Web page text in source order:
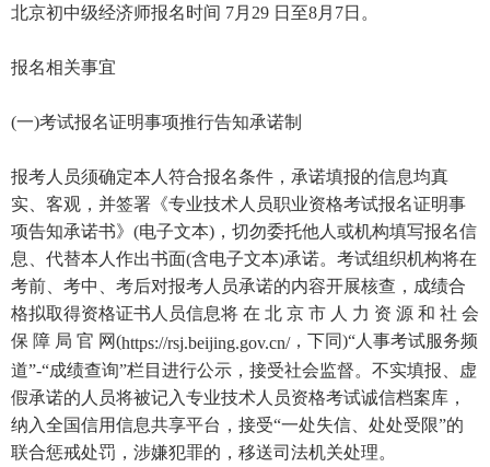
北京初中级经济师报名时间 7月29 日至8月7日。
报名相关事宜
(一)考试报名证明事项推行告知承诺制
报考人员须确定本人符合报名条件，承诺填报的信息均真
实、客观，并签署《专业技术人员职业资格考试报名证明事
项告知承诺书》(电子文本)，切勿委托他人或机构填写报名信
息、代替本人作出书面(含电子文本)承诺。考试组织机构将在
考前、考中、考后对报考人员承诺的内容开展核查，成绩合
格拟取得资格证书人员信息将 在 北 京 市 人 力 资 源 和 社 会
保 障 局 官 网(https://rsj.beijing.gov.cn/，下同)“人事考试服务频
道”-“成绩查询”栏目进行公示，接受社会监督。不实填报、虚
假承诺的人员将被记入专业技术人员资格考试诚信档案库，
纳入全国信用信息共享平台，接受“一处失信、处处受限”的
联合惩戒处罚，涉嫌犯罪的，移送司法机关处理。